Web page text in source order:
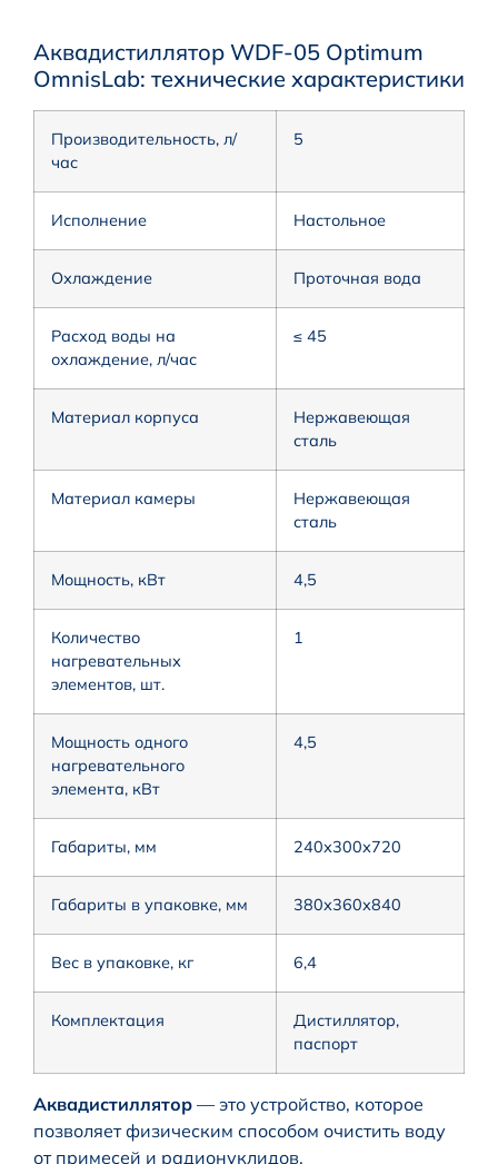
Аквадистиллятор WDF-05 Optimum
OmnisLab: технические характеристики
Производительность, л/
час
5
Исполнение Настольное
Охлаждение Проточная вода
Расход воды на
охлаждение, л/час
≤ 45
Материал корпуса
Нержавеющая
сталь
Материал камеры
Нержавеющая
сталь
Мощность, кВт 4,5
Количество
нагревательных
элементов, шт.
1
Мощность одного
нагревательного
элемента, кВт
4,5
Габариты, мм 240х300х720
Габариты в упаковке, мм 380х360х840
Вес в упаковке, кг 6,4
Комплектация
Дистиллятор,
паспорт
Аквадистиллятор — это устройство, которое
позволяет физическим способом очистить воду
от примесей и радионуклидов.